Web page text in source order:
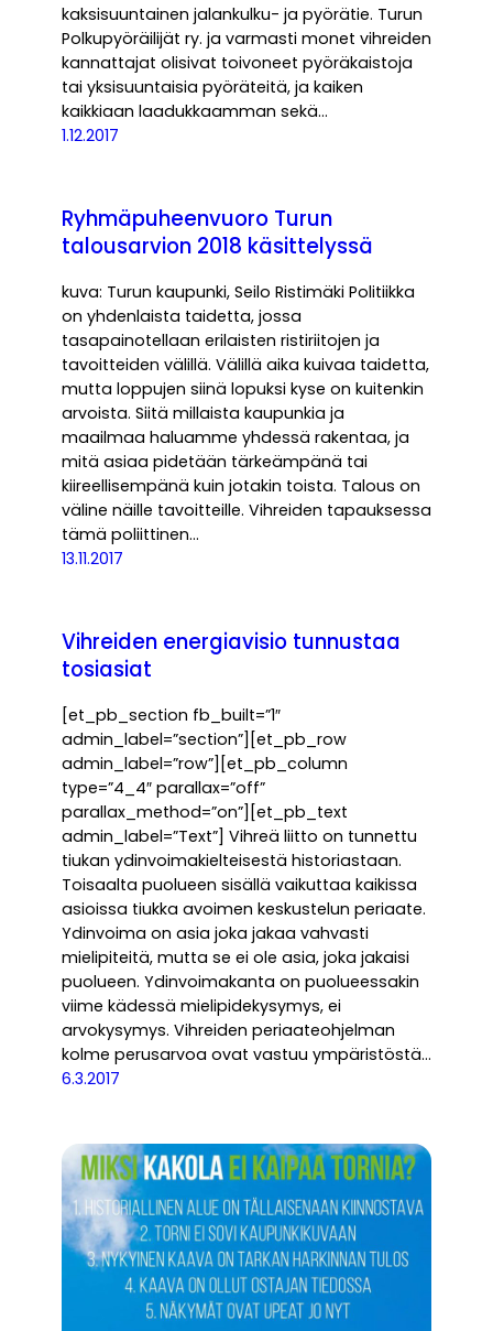
kaksisuuntainen jalankulku- ja pyörätie. Turun
Polkupyöräilijät ry. ja varmasti monet vihreiden
kannattajat olisivat toivoneet pyöräkaistoja
tai yksisuuntaisia pyöräteitä, ja kaiken
kaikkiaan laadukkaamman sekä…
1.12.2017
Ryhmäpuheenvuoro Turun
talousarvion 2018 käsittelyssä
kuva: Turun kaupunki, Seilo Ristimäki Politiikka
on yhdenlaista taidetta, jossa
tasapainotellaan erilaisten ristiriitojen ja
tavoitteiden välillä. Välillä aika kuivaa taidetta,
mutta loppujen siinä lopuksi kyse on kuitenkin
arvoista. Siitä millaista kaupunkia ja
maailmaa haluamme yhdessä rakentaa, ja
mitä asiaa pidetään tärkeämpänä tai
kiireellisempänä kuin jotakin toista. Talous on
väline näille tavoitteille. Vihreiden tapauksessa
tämä poliittinen…
13.11.2017
Vihreiden energiavisio tunnustaa
tosiasiat
[et_pb_section fb_built=”1″
admin_label=”section”][et_pb_row
admin_label=”row”][et_pb_column
type=”4_4″ parallax=”off”
parallax_method=”on”][et_pb_text
admin_label=”Text”] Vihreä liitto on tunnettu
tiukan ydinvoimakielteisestä historiastaan.
Toisaalta puolueen sisällä vaikuttaa kaikissa
asioissa tiukka avoimen keskustelun periaate.
Ydinvoima on asia joka jakaa vahvasti
mielipiteitä, mutta se ei ole asia, joka jakaisi
puolueen. Ydinvoimakanta on puolueessakin
viime kädessä mielipidekysymys, ei
arvokysymys. Vihreiden periaateohjelman
kolme perusarvoa ovat vastuu ympäristöstä…
6.3.2017